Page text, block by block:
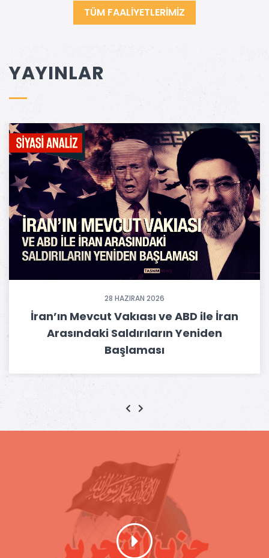
TÜM FAALİYETLERİMİZ
YAYINLAR
28 HAZIRAN 2026
İran’ın Mevcut Vakıası ve ABD ile İran
Arasındaki Saldırıların Yeniden
Başlaması